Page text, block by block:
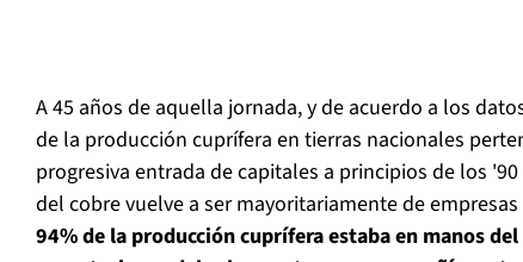
A 45 años de aquella jornada, y de acuerdo a los
de la producción cuprífera en tierras nacionales
progresiva entrada de capitales a principios de los
del cobre vuelve a ser mayoritariamente de
94% de la producción cuprífera estaba en manos